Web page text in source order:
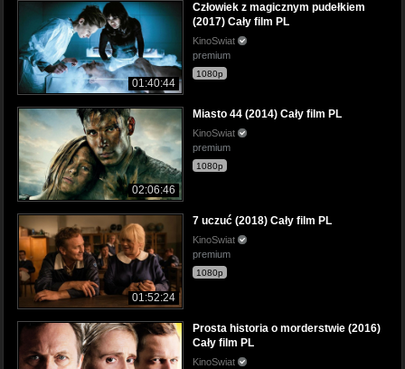
01:40:44
Człowiek z magicznym pudełkiem
(2017) Cały film PL
KinoSwiat
premium
1080p
02:06:46
Miasto 44 (2014) Cały film PL
KinoSwiat
premium
1080p
01:52:24
7 uczuć (2018) Cały film PL
KinoSwiat
premium
1080p
Prosta historia o morderstwie (2016)
Cały film PL
KinoSwiat